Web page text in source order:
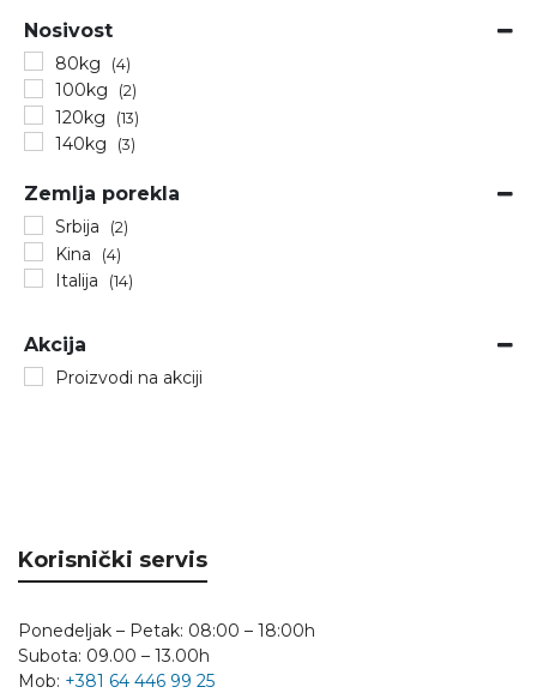
Nosivost
80kg (4)
100kg (2)
120kg (13)
140kg (3)
Zemlja porekla
Srbija (2)
Kina (4)
Italija (14)
Akcija
Proizvodi na akciji
Korisnički servis
Ponedeljak – Petak: 08:00 – 18:00h
Subota: 09.00 – 13.00h
Mob: +381 64 446 99 25